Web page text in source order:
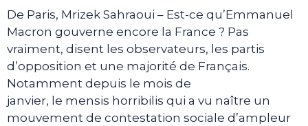
De Paris, Mrizek Sahraoui – Est-ce qu’Emmanuel
Macron gouverne encore la France ? Pas
vraiment, disent les observateurs, les partis
d’opposition et une majorité de Français.
Notamment depuis le mois de
janvier, le mensis horribilis qui a vu naître un
mouvement de contestation sociale d’ampleur